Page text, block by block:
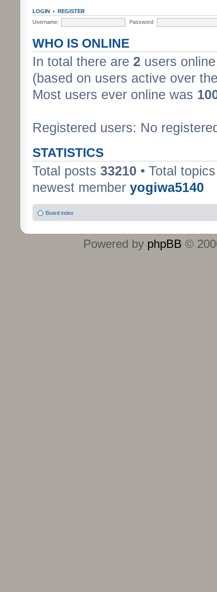
LOGIN • REGISTER
Username:
Password:
WHO IS ONLINE
In total there are 2 users
(based on users active over
Most users ever online was
Registered users: No
STATISTICS
Total posts 33210 • Total
newest member yogiwa5140
Board index
Powered by phpBB ©